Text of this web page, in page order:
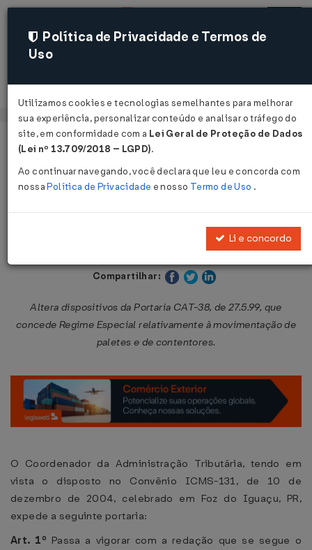
Acessar
Página Inicial Legislações
Portaria CAT nº 17 de 24/02/2005
Publicado no DOE - SP em 25 fev 2005
Compartilhar:
Altera dispositivos da Portaria CAT-38, de 27.5.99, que
concede Regime Especial relativamente à movimentação de
paletes e de contentores.
O Coordenador da Administração Tributária, tendo em
vista o disposto no Convênio ICMS-131, de 10 de
dezembro de 2004, celebrado em Foz do Iguaçu, PR,
expede a seguinte portaria:
Art. 1º Passa a vigorar com a redação que se segue o
Política de Privacidade e Termos de
Uso
Utilizamos cookies e tecnologias semelhantes para melhorar
sua experiência, personalizar conteúdo e analisar o tráfego do
site, em conformidade com a Lei Geral de Proteção de Dados
(Lei nº 13.709/2018 – LGPD).
Ao continuar navegando, você declara que leu e concorda com
nossaPolítica de Privacidade e nosso Termo de Uso .
Li e concordo